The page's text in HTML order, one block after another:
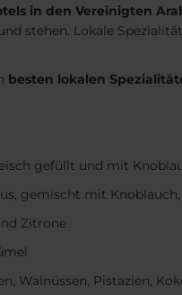
in den Vereinigten
stehen. Lokale
besten lokalen
gefüllt und mit
gemischt mit
Zitrone
Walnüssen, Pistazien,